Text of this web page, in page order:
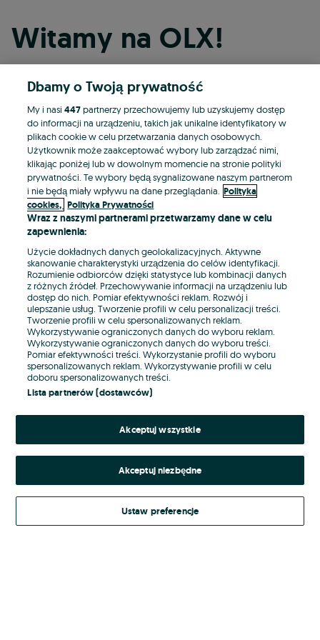
Witamy na OLX!
Kontynuuj przez Facebooka
Kontynuuj przez konto Apple
Kontynuuj przez konto Google
LUB
E-mail
Hasło
Nie pamiętasz hasła?
Zaloguj się
Kontynuując za pośrednictwem jednego z dostawców wskazanych powyżej,
Regulamin serwisuOLX.pl w jego aktualnym brzmieniu.
Dbamy o Twoją prywatność
My i nasi447partnerzy przechowujemy lub uzyskujemy dostęp
do informacji na urządzeniu, takich jak unikalne identyfikatory w
plikach cookie w celu przetwarzania danych osobowych.
Użytkownik może zaakceptować wybory lub zarządzać nimi,
klikając poniżej lub w dowolnym momencie na stronie polityki
prywatności. Te wybory będą sygnalizowane naszym partnerom
i nie będą miały wpływu na dane przeglądania. Polityka
cookies, Polityka Prywatności
Wraz z naszymi partnerami przetwarzamy dane w celu
zapewnienia:
Użycie dokładnych danych geolokalizacyjnych. Aktywne
skanowanie charakterystyki urządzenia do celów identyfikacji.
Rozumienie odbiorców dzięki statystyce lub kombinacji danych
z różnych źródeł. Przechowywanie informacji na urządzeniu lub
dostęp do nich. Pomiar efektywności reklam. Rozwój i
ulepszanie usług. Tworzenie profili w celu personalizacji treści.
Tworzenie profili w celu spersonalizowanych reklam.
Wykorzystywanie ograniczonych danych do wyboru reklam.
Wykorzystywanie ograniczonych danych do wyboru treści.
Pomiar efektywności treści. Wykorzystanie profili do wyboru
spersonalizowanych reklam. Wykorzystywanie profili w celu
doboru spersonalizowanych treści.
Lista partnerów (dostawców)
Akceptuj wszystkie
Akceptuj niezbędne
Ustaw preferencje